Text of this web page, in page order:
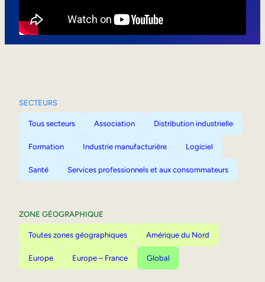
SECTEURS
Tous secteurs Association Distribution industrielle
Formation Industrie manufacturière Logiciel
Santé Services professionnels et aux consommateurs
ZONE GÉOGRAPHIQUE
Toutes zones géographiques Amérique du Nord
Europe Europe – France Global